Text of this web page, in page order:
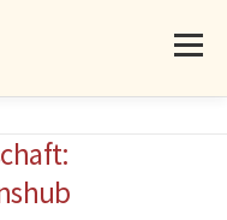
Menü
MITMACHEN